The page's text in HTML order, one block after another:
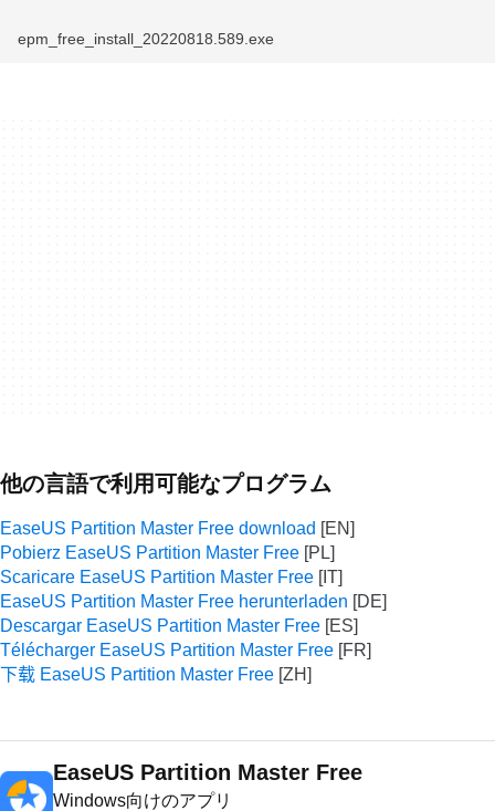
epm_free_install_20220818.589.exe
他の言語で利用可能なプログラム
EaseUS Partition Master Free download
Pobierz EaseUS Partition Master Free
Scaricare EaseUS Partition Master Free
EaseUS Partition Master Free herunterladen
Descargar EaseUS Partition Master Free
Télécharger EaseUS Partition Master Free
下载 EaseUS Partition Master Free
EaseUS Partition Master Free
Windows向けのアプリ